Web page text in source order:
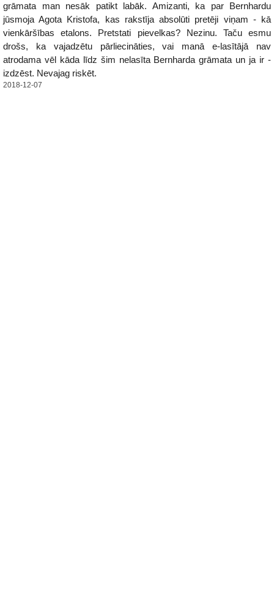
grāmata man nesāk patikt labāk. Amizanti, ka par Bernhardu
jūsmoja Agota Kristofa, kas rakstīja absolūti pretēji viņam - kā
vienkāršības etalons. Pretstati pievelkas? Nezinu. Taču esmu
drošs, ka vajadzētu pārliecināties, vai manā e-lasītājā nav
atrodama vēl kāda līdz šim nelasīta Bernharda grāmata un ja ir -
izdzēst. Nevajag riskēt.
2018-12-07